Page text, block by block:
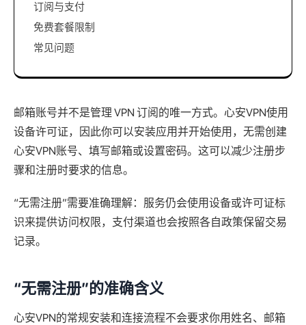
订阅与支付
免费套餐限制
常见问题
邮箱账号并不是管理 VPN 订阅的唯一方式。心安VPN使用
设备许可证，因此你可以安装应用并开始使用，无需创建
心安VPN账号、填写邮箱或设置密码。这可以减少注册步
骤和注册时要求的信息。
“无需注册”需要准确理解：服务仍会使用设备或许可证标
识来提供访问权限，支付渠道也会按照各自政策保留交易
记录。
“无需注册”的准确含义
心安VPN的常规安装和连接流程不会要求你用姓名、邮箱